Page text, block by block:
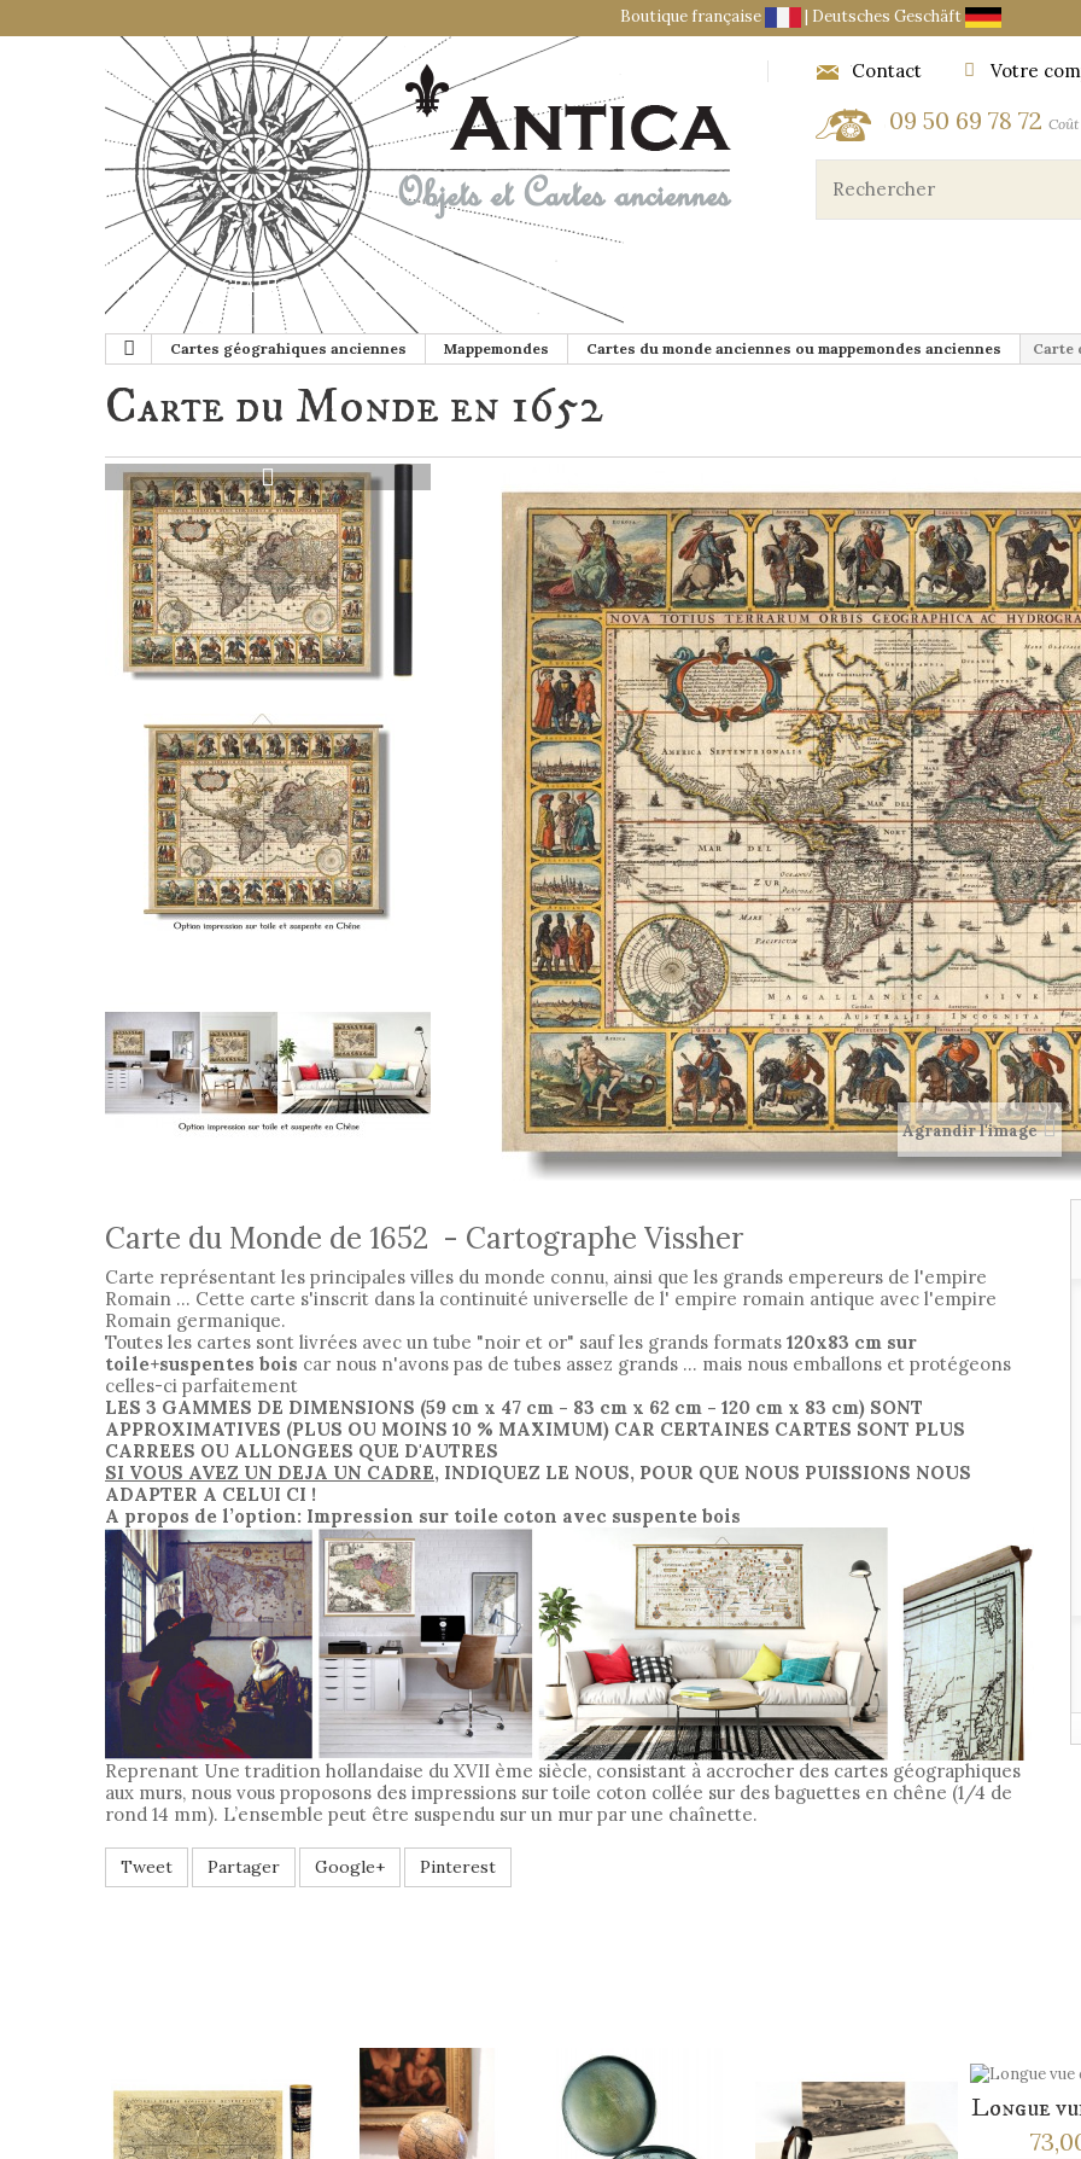
Boutique française | Deutsches Geschäft
Votre
Contact
09 50 69 78 72
CARTES GÉOGRAHIQUES ANCIENNES GLOBES ET OBJETS DU CARTOGRAPHE
Cartes géograhiques anciennes Mappemondes Cartes du monde anciennes ou mappemondes anciennes Carte
Carte du Monde en 1652
Agrandir l'image
Carte du Monde de 1652 - Cartographe Vissher
Carte représentant les principales villes du monde connu, ainsi que les grands empereurs de l'empire
Romain ... Cette carte s'inscrit dans la continuité universelle de l' empire romain antique avec l'empire
Romain germanique.
Toutes les cartes sont livrées avec un tube "noir et or" sauf les grands formats 120x83 cm sur
toile+suspentes bois car nous n'avons pas de tubes assez grands ... mais nous emballons et protégeons
celles-ci parfaitement
LES 3 GAMMES DE DIMENSIONS (59 cm x 47 cm - 83 cm x 62 cm - 120 cm x 83 cm) SONT
APPROXIMATIVES (PLUS OU MOINS 10 % MAXIMUM) CAR CERTAINES CARTES SONT PLUS
CARREES OU ALLONGEES QUE D'AUTRES
SI VOUS AVEZ UN DEJA UN CADRE, INDIQUEZ LE NOUS, POUR QUE NOUS PUISSIONS NOUS
ADAPTER A CELUI CI !
A propos de l’option: Impression sur toile coton avec suspente bois
Reprenant Une tradition hollandaise du XVII ème siècle, consistant à accrocher des cartes géographiques
aux murs, nous vous proposons des impressions sur toile coton collée sur des baguettes en chêne (1/4 de
rond 14 mm). L’ensemble peut être suspendu sur un mur par une chaînette.
Tweet Partager Google+ Pinterest
Longue